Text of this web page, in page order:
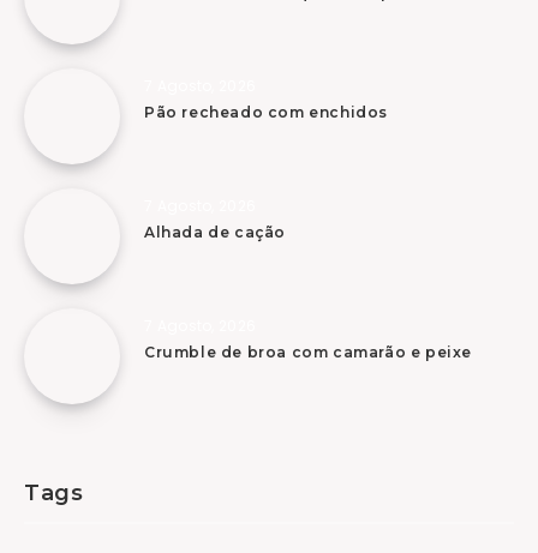
Pão recheado com enchidos
Alhada de cação
Crumble de broa com camarão e peixe
Tags